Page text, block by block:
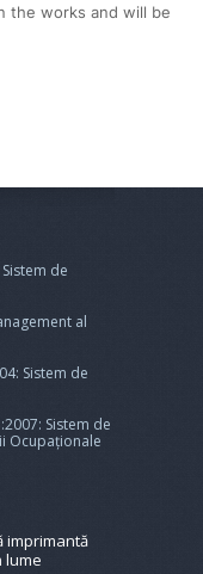
the works and will be
Sistem de
al
Sistem de
Sistem de
Ocupaționale
imprimantă
lume